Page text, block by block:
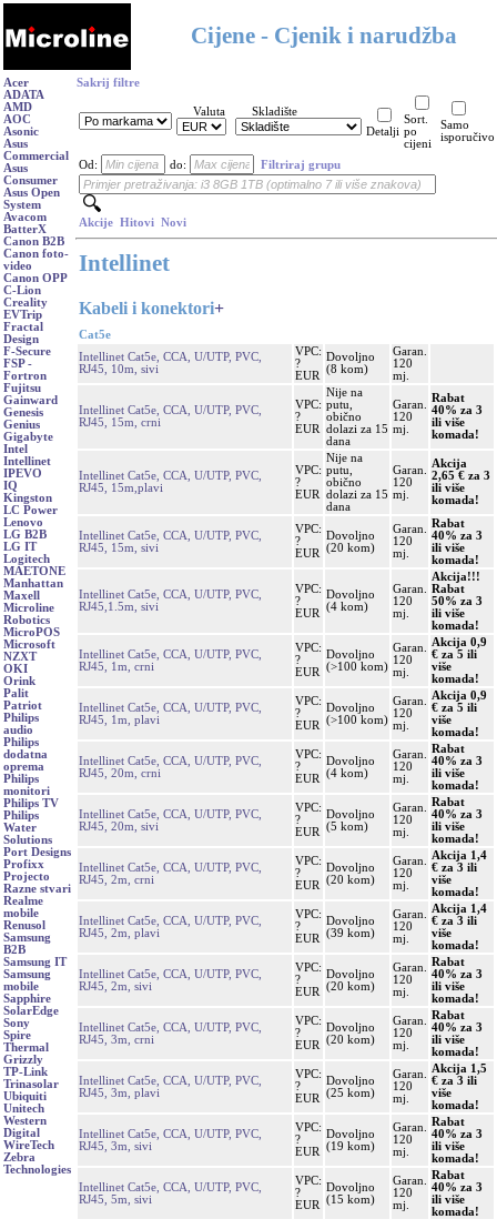
Cijene - Cjenik i narudžba
Acer
ADATA
AMD
AOC
Asonic
Asus
Commercial
Asus
Consumer
Asus Open
System
Avacom
BatterX
Canon B2B
Canon foto-
video
Canon OPP
C-Lion
Creality
EVTrip
Fractal
Design
F-Secure
FSP -
Fortron
Fujitsu
Gainward
Genesis
Genius
Gigabyte
Intel
Intellinet
IPEVO
IQ
Kingston
LC Power
Lenovo
LG B2B
LG IT
Logitech
MAETONE
Manhattan
Maxell
Microline
Robotics
MicroPOS
Microsoft
NZXT
OKI
Orink
Palit
Patriot
Philips
audio
Philips
dodatna
oprema
Philips
monitori
Philips TV
Philips
Water
Solutions
Port Designs
Profixx
Projecto
Razne stvari
Realme
mobile
Renusol
Samsung
B2B
Samsung IT
Samsung
mobile
Sapphire
SolarEdge
Sony
Spire
Thermal
Grizzly
TP-Link
Trinasolar
Ubiquiti
Unitech
Western
Digital
WireTech
Zebra
Technologies
Sakrij filtre
Valuta
Skladište
Detalji
Sort.
po
cijeni
Samo
isporučivo
Od: do: Filtriraj grupu
Akcije Hitovi Novi
Intellinet
Kabeli i konektori+
Cat5e
Intellinet Cat5e, CCA, U/UTP, PVC,
RJ45, 10m, sivi
VPC:
?
EUR
Dovoljno
(8 kom)
Garan.
120
mj.
Intellinet Cat5e, CCA, U/UTP, PVC,
RJ45, 15m, crni
VPC:
?
EUR
Nije na
putu,
obično
dolazi za 15
dana
Garan.
120
mj.
Rabat
40% za 3
ili više
komada!
Intellinet Cat5e, CCA, U/UTP, PVC,
RJ45, 15m,plavi
VPC:
?
EUR
Nije na
putu,
obično
dolazi za 15
dana
Garan.
120
mj.
Akcija
2,65 € za 3
ili više
komada!
Intellinet Cat5e, CCA, U/UTP, PVC,
RJ45, 15m, sivi
VPC:
?
EUR
Dovoljno
(20 kom)
Garan.
120
mj.
Rabat
40% za 3
ili više
komada!
Intellinet Cat5e, CCA, U/UTP, PVC,
RJ45,1.5m, sivi
VPC:
?
EUR
Dovoljno
(4 kom)
Garan.
120
mj.
Akcija!!!
Rabat
50% za 3
ili više
komada!
Intellinet Cat5e, CCA, U/UTP, PVC,
RJ45, 1m, crni
VPC:
?
EUR
Dovoljno
(>100 kom)
Garan.
120
mj.
Akcija 0,9
€ za 5 ili
više
komada!
Intellinet Cat5e, CCA, U/UTP, PVC,
RJ45, 1m, plavi
VPC:
?
EUR
Dovoljno
(>100 kom)
Garan.
120
mj.
Akcija 0,9
€ za 5 ili
više
komada!
Intellinet Cat5e, CCA, U/UTP, PVC,
RJ45, 20m, crni
VPC:
?
EUR
Dovoljno
(4 kom)
Garan.
120
mj.
Rabat
40% za 3
ili više
komada!
Intellinet Cat5e, CCA, U/UTP, PVC,
RJ45, 20m, sivi
VPC:
?
EUR
Dovoljno
(5 kom)
Garan.
120
mj.
Rabat
40% za 3
ili više
komada!
Intellinet Cat5e, CCA, U/UTP, PVC,
RJ45, 2m, crni
VPC:
?
EUR
Dovoljno
(20 kom)
Garan.
120
mj.
Akcija 1,4
€ za 3 ili
više
komada!
Intellinet Cat5e, CCA, U/UTP, PVC,
RJ45, 2m, plavi
VPC:
?
EUR
Dovoljno
(39 kom)
Garan.
120
mj.
Akcija 1,4
€ za 3 ili
više
komada!
Intellinet Cat5e, CCA, U/UTP, PVC,
RJ45, 2m, sivi
VPC:
?
EUR
Dovoljno
(20 kom)
Garan.
120
mj.
Rabat
40% za 3
ili više
komada!
Intellinet Cat5e, CCA, U/UTP, PVC,
RJ45, 3m, crni
VPC:
?
EUR
Dovoljno
(20 kom)
Garan.
120
mj.
Rabat
40% za 3
ili više
komada!
Intellinet Cat5e, CCA, U/UTP, PVC,
RJ45, 3m, plavi
VPC:
?
EUR
Dovoljno
(25 kom)
Garan.
120
mj.
Akcija 1,5
€ za 3 ili
više
komada!
Intellinet Cat5e, CCA, U/UTP, PVC,
RJ45, 3m, sivi
VPC:
?
EUR
Dovoljno
(19 kom)
Garan.
120
mj.
Rabat
40% za 3
ili više
komada!
Intellinet Cat5e, CCA, U/UTP, PVC,
RJ45, 5m, sivi
VPC:
?
EUR
Dovoljno
(15 kom)
Garan.
120
mj.
Rabat
40% za 3
ili više
komada!